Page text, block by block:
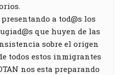
a tod@s los
que huyen de las
sobre el origen
todos estos inmigrantes
nos esta preparando